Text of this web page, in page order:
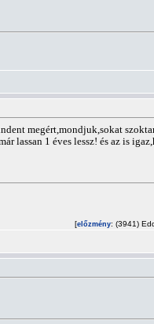
megért,mondjuk,sokat
lassan 1 éves lessz! és az is
[előzmény: (3941)